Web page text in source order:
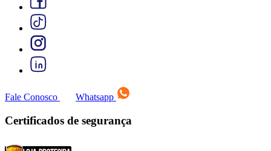
Fale Conosco Whatsapp
Certificados de segurança